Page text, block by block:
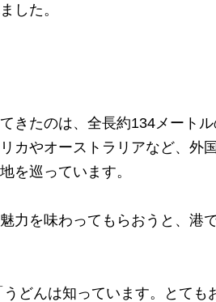
した。
きたのは、全長約134メート
カやオーストラリアなど、外
を巡っています。
力を味わってもらおうと、港
うどんは知っています。とて